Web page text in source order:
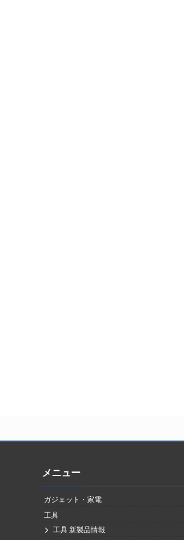
メニュー
ガジェット・家電
工具
工具 新製品情報